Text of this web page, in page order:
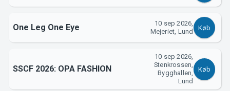
One Leg One Eye
10 sep 2026,
Mejeriet, Lund
Køb
SSCF 2026: OPA FASHION
10 sep 2026,
Stenkrossen,
Bygghallen,
Lund
Køb